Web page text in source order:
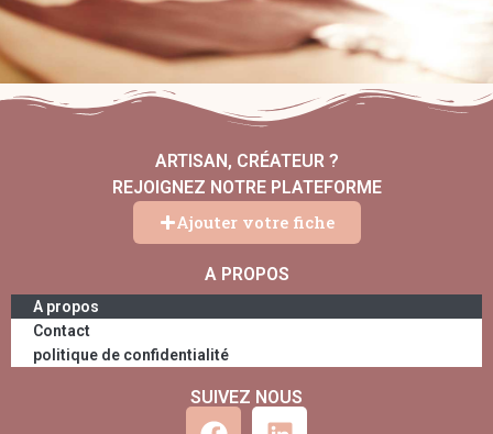
ARTISAN, CRÉATEUR ?
REJOIGNEZ NOTRE PLATEFORME
Ajouter votre fiche
A PROPOS
A propos
Contact
politique de confidentialité
SUIVEZ NOUS